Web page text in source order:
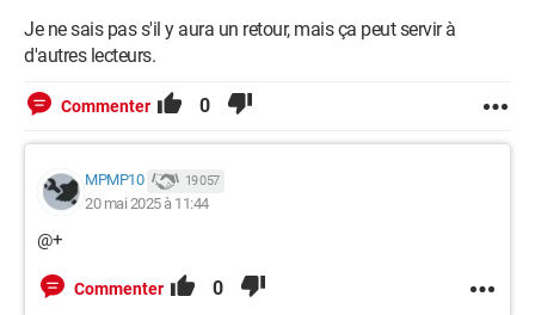
Je ne sais pas s'il y aura un retour, mais ça peut servir à
d'autres lecteurs.
Commenter 0
MPMP10 19 057
20 mai 2025 à 11:44
@+
Commenter 0